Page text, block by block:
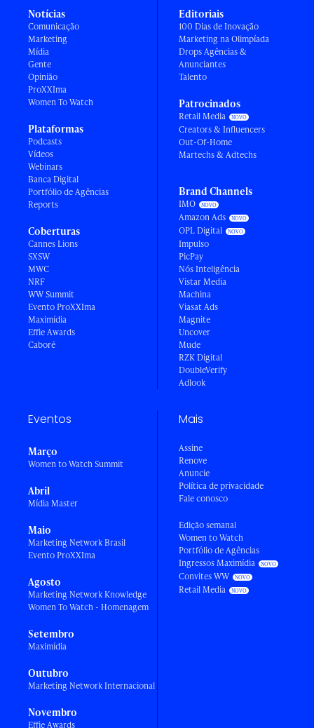
Notícias
Comunicação
Marketing
Mídia
Gente
Opinião
ProXXIma
Women To Watch
Plataformas
Podcasts
Vídeos
Webinars
Banca Digital
Portfólio de Agências
Reports
Coberturas
Cannes Lions
SXSW
MWC
NRF
WW Summit
Evento ProXXIma
Maximídia
Effie Awards
Caboré
Editoriais
100 Dias de Inovação
Marketing na Olimpíada
Drops Agências &
Anunciantes
Talento
Patrocinados
Retail Media
Creators & Influencers
Out-Of-Home
Martechs & Adtechs
Brand Channels
IMO
Amazon Ads
OPL Digital
Impulso
PicPay
Nós Inteligência
Vistar Media
Machina
Viasat Ads
Magnite
Uncover
Mude
RZK Digital
DoubleVerify
Adlook
Eventos
Março
Women to Watch Summit
Abril
Mídia Master
Maio
Marketing Network Brasil
Evento ProXXIma
Agosto
Marketing Network Knowledge
Women To Watch - Homenagem
Setembro
Maximídia
Outubro
Marketing Network Internacional
Novembro
Effie Awards
Mais
Assine
Renove
Anuncie
Política de privacidade
Fale conosco
Edição semanal
Women to Watch
Portfólio de Agências
Ingressos Maximídia
Convites WW
Retail Media